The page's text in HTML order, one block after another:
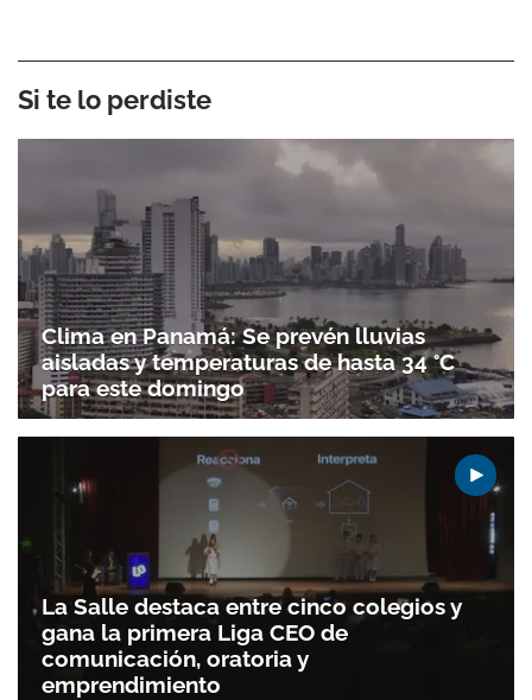
Si te lo perdiste
Clima en Panamá: Se prevén lluvias
aisladas y temperaturas de hasta 34 °C
para este domingo
La Salle destaca entre cinco colegios y
gana la primera Liga CEO de
comunicación, oratoria y
emprendimiento